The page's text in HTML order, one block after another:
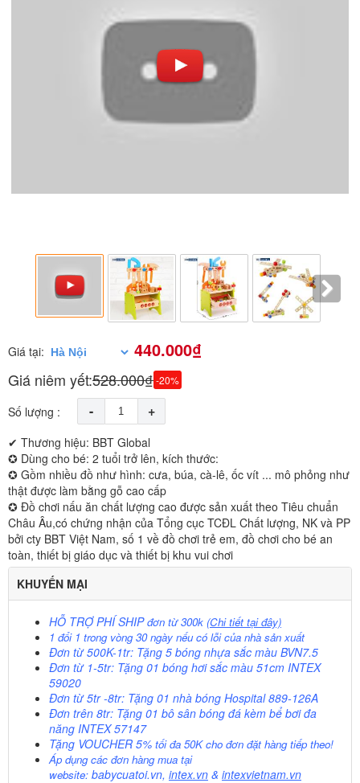
Giá tại: 440.000₫
Giá niêm yết:528.000₫-20%
Số lượng : - +
✔ Thương hiệu: BBT Global
✪ Dùng cho bé: 2 tuổi trở lên, kích thước:
✪ Gồm nhiều đồ như hình: cưa, búa, cà-lê, ốc vít ... mô phỏng như
thật được làm bằng gỗ cao cấp
✪ Đồ chơi nấu ăn chất lượng cao được sản xuất theo Tiêu chuẩn
Châu Âu,có chứng nhận của Tổng cục TCĐL Chất lượng, NK và PP
bởi cty BBT Việt Nam, số 1 về đồ chơi trẻ em, đồ chơi cho bé an
toàn, thiết bị giáo dục và thiết bị khu vui chơi
KHUYẾN MẠI
HỖ TRỢ PHÍ SHIPđơn từ 300k (Chi tiết tại đây)
1 đổi 1 trong vòng 30 ngày nếu có lỗi của nhà sản xuất
Đơn từ 500K-1tr: Tặng 5 bóng nhựa sắc màu BVN7.5
Đơn từ 1-5tr: Tặng 01 bóng hơi sắc màu 51cm INTEX
59020
Đơn từ 5tr -8tr: Tặng 01 nhà bóng Hospital 889-126A
Đơn trên 8tr: Tặng 01 bô sân bóng đá kèm bể bơi đa
năng INTEX 57147
Tặng VOUCHER 5% tối đa 50K cho đơn đặt hàng tiếp theo!
Áp dụng các đơn hàng mua tại
website: babycuatoi.vn, intex.vn & intexvietnam.vn